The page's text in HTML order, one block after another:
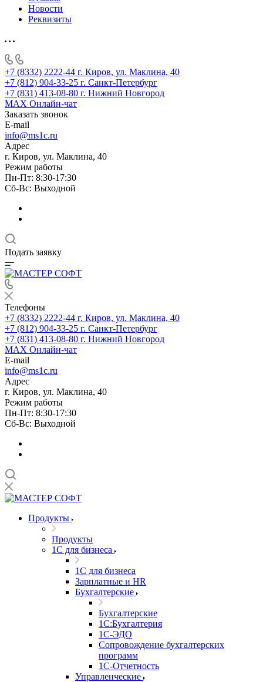
Новости
Реквизиты
+7 (8332) 2222-44 г. Киров, ул. Маклина, 40
+7 (812) 904-33-25 г. Санкт-Петербург
+7 (831) 413-08-80 г. Нижний Новгород
MAX Онлайн-чат
Заказать звонок
E-mail
info@ms1c.ru
Адрес
г. Киров, ул. Маклина, 40
Режим работы
Пн-Пт: 8:30-17:30
Cб-Вс: Выходной
Подать заявку
Телефоны
+7 (8332) 2222-44 г. Киров, ул. Маклина, 40
+7 (812) 904-33-25 г. Санкт-Петербург
+7 (831) 413-08-80 г. Нижний Новгород
MAX Онлайн-чат
E-mail
info@ms1c.ru
Адрес
г. Киров, ул. Маклина, 40
Режим работы
Пн-Пт: 8:30-17:30
Cб-Вс: Выходной
Продукты
Продукты
1С для бизнеса
1С для бизнеса
Зарплатные и HR
Бухгалтерские
Бухгалтерские
1С:Бухгалтерия
1С-ЭДО
Сопровождение бухгалтерских
программ
1С-Отчетность
Управленческие